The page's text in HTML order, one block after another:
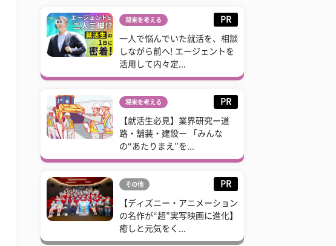
将来を考える PR
一人で悩んでいた就活を、相談
しながら前へ! エージェントを
活用して内々定...
将来を考える PR
【就活生必見】業界研究ー道
路・舗装・建設ー 「みんな
の“あたりまえ”を...
その他 PR
【ディズニー・アニメーション
の名作が“超”実写映画に進化】
癒しと元気をく...